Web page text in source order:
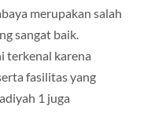
merupakan salah
sangat baik.
terkenal karena
fasilitas yang
1 juga